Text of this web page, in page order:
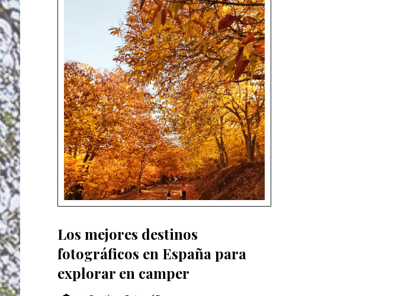
Los mejores destinos
fotográficos en España para
explorar en camper